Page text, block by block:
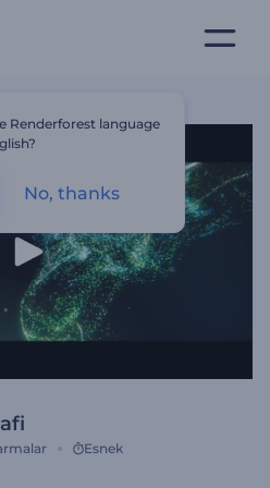
Esnek
Renderforest language
No, thanks